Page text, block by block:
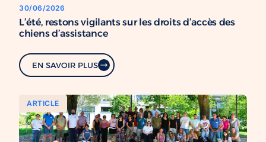
30/06/2026
L’été, restons vigilants sur les droits d’accès des
chiens d’assistance
EN SAVOIR PLUS
ARTICLE